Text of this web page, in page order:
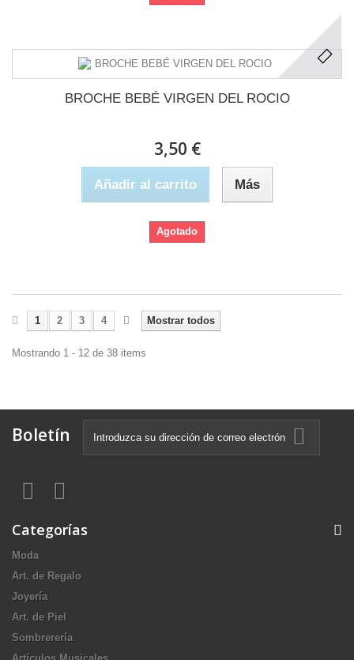
BROCHE BEBÉ VIRGEN DEL ROCIO
3,50 €
Añadir al carrito Más
Agotado
Mostrar todos
1 2 3 4
Mostrando 1 - 12 de 38 items
Boletín
Categorías
Moda
Art. de Regalo
Joyería
Art. de Piel
Sombrerería